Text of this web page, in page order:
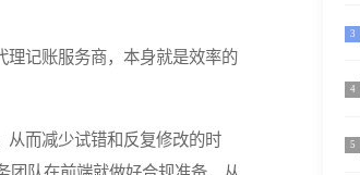
记账服务商，本身就是效率的
而减少试错和反复修改的时
3
4
5